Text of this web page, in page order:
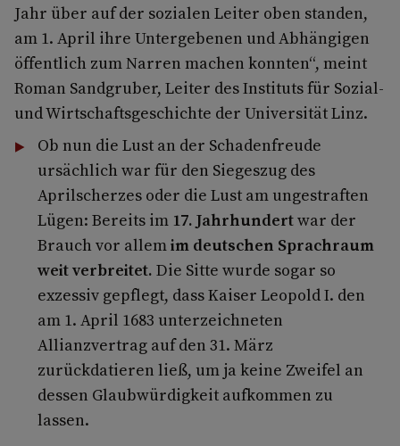
Jahr über auf der sozialen Leiter oben standen,
am 1. April ihre Untergebenen und Abhängigen
öffentlich zum Narren machen konnten“, meint
Roman Sandgruber, Leiter des Instituts für Sozial-
und Wirtschaftsgeschichte der Universität Linz.
Ob nun die Lust an der Schadenfreude
ursächlich war für den Siegeszug des
Aprilscherzes oder die Lust am ungestraften
Lügen: Bereits im 17. Jahrhundertwar der
Brauch vor allemim deutschen Sprachraum
weit verbreitet. Die Sitte wurde sogar so
exzessiv gepflegt, dass Kaiser Leopold I. den
am 1. April 1683 unterzeichneten
Allianzvertrag auf den 31. März
zurückdatieren ließ, um ja keine Zweifel an
dessen Glaubwürdigkeit aufkommen zu
lassen.